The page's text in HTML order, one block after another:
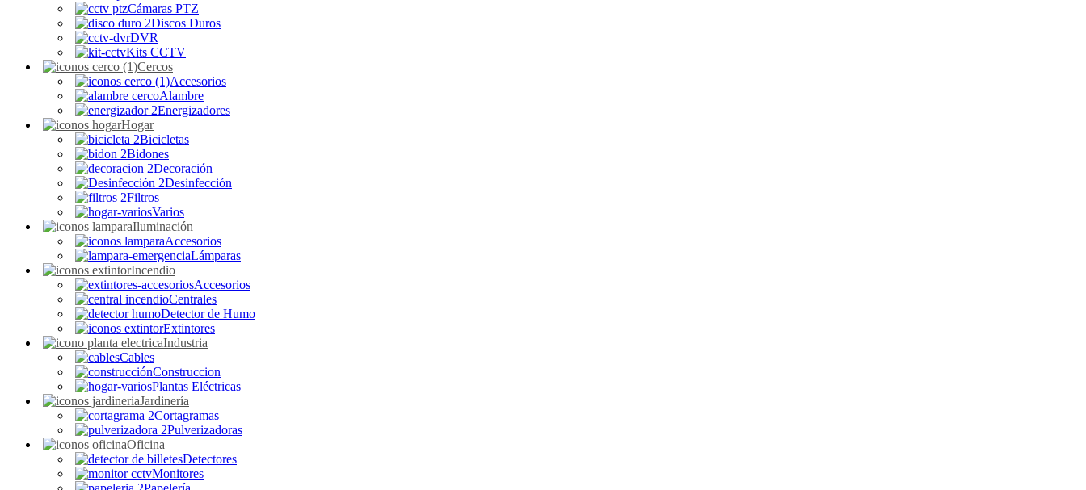
Cámaras PTZ
Discos Duros
DVR
Kits CCTV
Cercos
Accesorios
Alambre
Energizadores
Hogar
Bicicletas
Bidones
Decoración
Desinfección
Filtros
Varios
Iluminación
Accesorios
Lámparas
Incendio
Accesorios
Centrales
Detector de Humo
Extintores
Industria
Cables
Construccion
Plantas Eléctricas
Jardinería
Cortagramas
Pulverizadoras
Oficina
Detectores
Monitores